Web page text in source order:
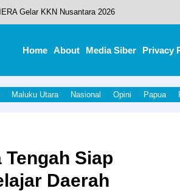
Gelar KKN Nusantara 2026
Bisa Jadi Inspirasi Anggota Polri Berkreasi
dan PJJ di Hardiknas 2026
Home About Media Siber Privacy
Maluku Utara Nasional Opini Papua
Siap
Daerah